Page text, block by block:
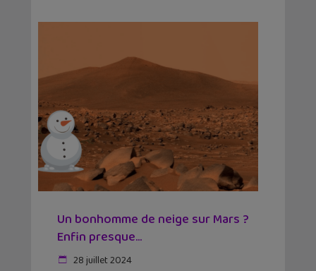
Un bonhomme de neige sur Mars ?
Enfin presque…
28 juillet 2024